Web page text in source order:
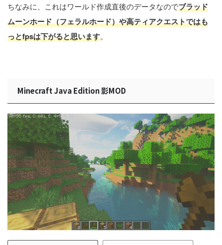
ちなみに、これはワールド作成直後のデータなのでブラッド
ムーンホード（フェラルホード）や高ティアクエストではも
っとfpsは下がると思います。
Minecraft Java Edition 影MOD